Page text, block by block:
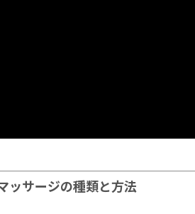
ッサージの種類と方法